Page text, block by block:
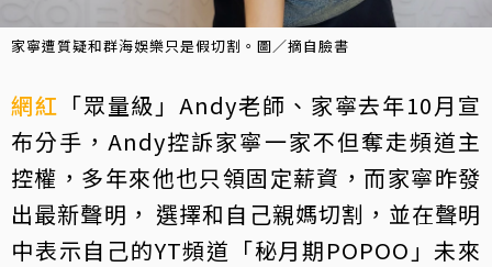
家寧遭質疑和群海娛樂只是假切割。圖／摘自臉書
網紅 「眾量級」Andy老師、家寧去年10月宣
布分手，Andy控訴家寧一家不但奪走頻道主
控權，多年來他也只領固定薪資，而家寧昨發
出最新聲明， 選擇和自己親媽切割，並在聲明
中表示自己的YT頻道「秘月期POPOO」未來